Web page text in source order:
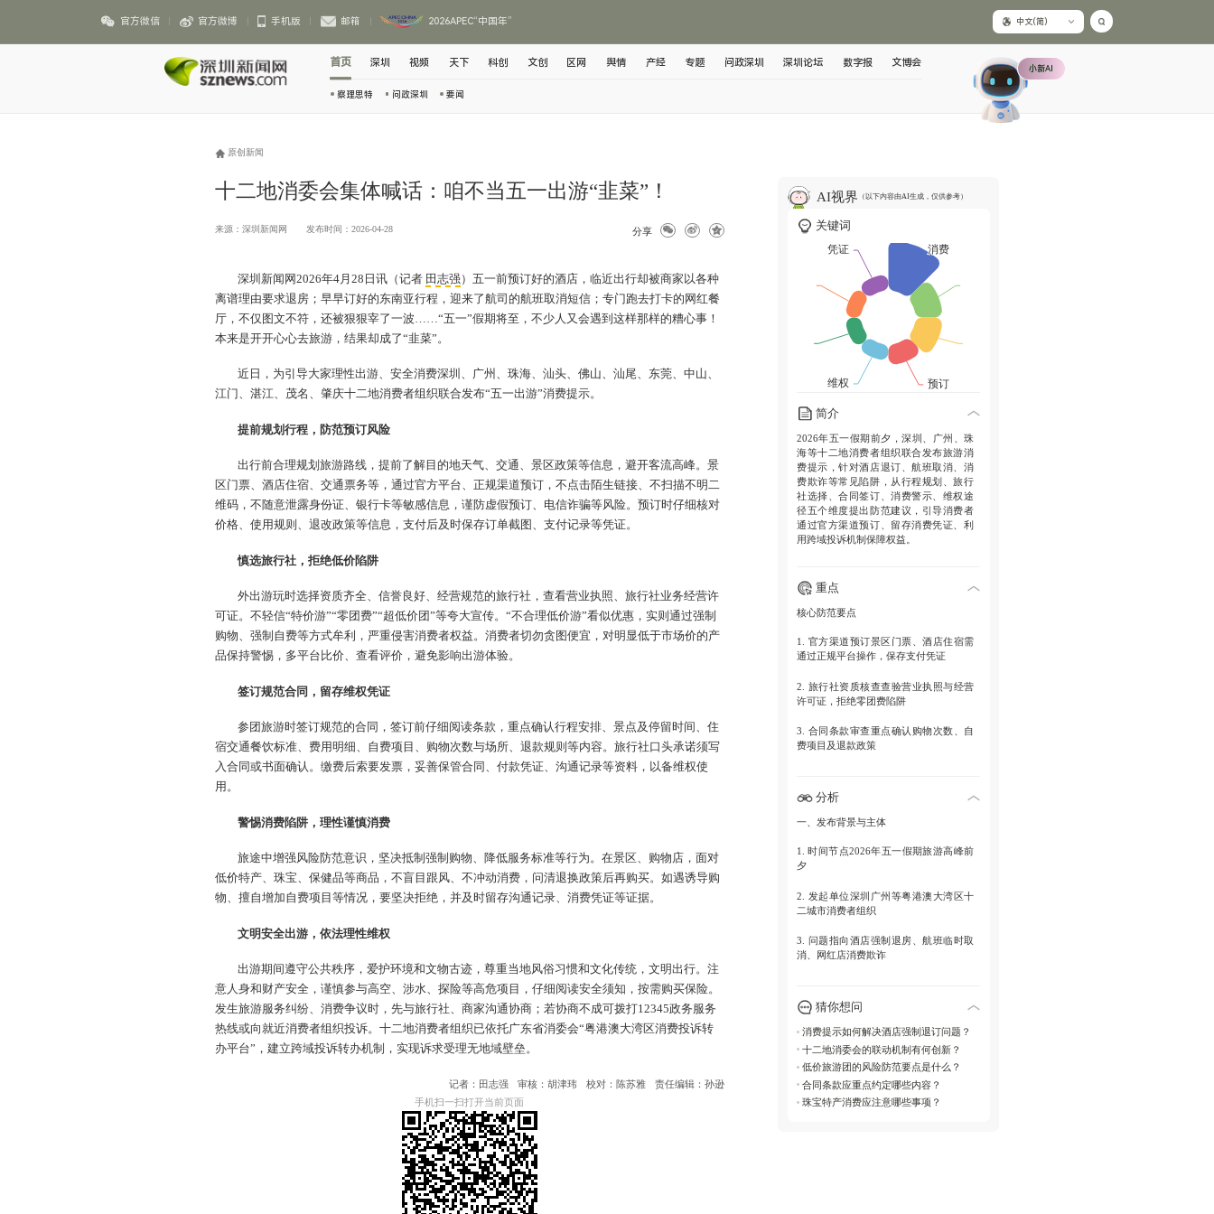
官方微信 官方微博 手机版 邮箱 2026APEC“中国年” 中文(简)
首页
察理思特 问政深圳 要闻
深圳 视频 天下 科创 文创 区网 舆情 产经 专题 问政深圳 深圳论坛 数字报 文博会 小新AI
原创新闻
十二地消委会集体喊话：咱不当五一出游“韭菜”！
来源：深圳新闻网 发布时间：2026-04-28 分享
深圳新闻网2026年4月28日讯 （记者 田志强）五一前预订好的酒店，临近出行却被商家以各种
离谱理由要求退房；早早订好的东南亚行程，迎来了航司的航班取消短信；专门跑去打卡的网红餐
厅，不仅图文不符，还被狠狠宰了一波……“五一”假期将至，不少人又会遇到这样那样的糟心事！
本来是开开心心去旅游，结果却成了“韭菜”。
近日，为引导大家理性出游、安全消费深圳、广州、珠海、汕头、佛山、汕尾、东莞、中山、
江门、湛江、茂名、肇庆十二地消费者组织联合发布“五一出游”消费提示。
提前规划行程，防范预订风险
出行前合理规划旅游路线，提前了解目的地天气、交通、景区政策等信息，避开客流高峰。景
区门票、酒店住宿、交通票务等，通过官方平台、正规渠道预订，不点击陌生链接、不扫描不明二
维码，不随意泄露身份证、银行卡等敏感信息，谨防虚假预订、电信诈骗等风险。预订时仔细核对
价格、使用规则、退改政策等信息，支付后及时保存订单截图、支付记录等凭证。
慎选旅行社，拒绝低价陷阱
外出游玩时选择资质齐全、信誉良好、经营规范的旅行社，查看营业执照、旅行社业务经营许
可证。不轻信“特价游”“零团费”“超低价团”等夸大宣传。“不合理低价游”看似优惠，实则通过强制
购物、强制自费等方式牟利，严重侵害消费者权益。消费者切勿贪图便宜，对明显低于市场价的产
品保持警惕，多平台比价、查看评价，避免影响出游体验。
签订规范合同，留存维权凭证
参团旅游时签订规范的合同，签订前仔细阅读条款，重点确认行程安排、景点及停留时间、住
宿交通餐饮标准、费用明细、自费项目、购物次数与场所、退款规则等内容。旅行社口头承诺须写
入合同或书面确认。缴费后索要发票，妥善保管合同、付款凭证、沟通记录等资料，以备维权使
用。
警惕消费陷阱，理性谨慎消费
旅途中增强风险防范意识，坚决抵制强制购物、降低服务标准等行为。在景区、购物店，面对
低价特产、珠宝、保健品等商品，不盲目跟风、不冲动消费，问清退换政策后再购买。如遇诱导购
物、擅自增加自费项目等情况，要坚决拒绝，并及时留存沟通记录、消费凭证等证据。
文明安全出游，依法理性维权
出游期间遵守公共秩序，爱护环境和文物古迹，尊重当地风俗习惯和文化传统，文明出行。注
意人身和财产安全，谨慎参与高空、涉水、探险等高危项目，仔细阅读安全须知，按需购买保险。
发生旅游服务纠纷、消费争议时，先与旅行社、商家沟通协商；若协商不成可拨打12345政务服务
热线或向就近消费者组织投诉。十二地消费者组织已依托广东省消委会“粤港澳大湾区消费投诉转
办平台”，建立跨域投诉转办机制，实现诉求受理无地域壁垒。
记者：田志强 审核：胡津玮 校对：陈苏雅
责任编辑：孙逊
手机扫一扫打开当前页面
AI视界 （以下内容由AI生成，仅供参考）
关键词
简介
2026年五一假期前夕，深圳、广州、珠
海等十二地消费者组织联合发布旅游消
费提示，针对酒店退订、航班取消、消
费欺诈等常见陷阱，从行程规划、旅行
社选择、合同签订、消费警示、维权途
径五个维度提出防范建议，引导消费者
通过官方渠道预订、留存消费凭证、利
用跨域投诉机制保障权益。
重点
核心防范要点
1. 官方渠道预订景区门票、酒店住宿需
通过正规平台操作，保存支付凭证
2. 旅行社资质核查查验营业执照与经营
许可证，拒绝零团费陷阱
3. 合同条款审查重点确认购物次数、自
费项目及退款政策
为维权依据
5. 跨域投诉机制利用粤港澳大湾区转办
分析
一、发布背景与主体
1.时间节点2026年五一假期旅游高峰前
夕
2. 发起单位深圳广州等粤港澳大湾区十
二城市消费者组织
3. 问题指向酒店强制退房、航班临时取
消、网红店消费欺诈
二、核心风险防控措施
1.预订风险防范
- 交通住宿通过官方平台操作
- 防范虚假链接与信息泄露
- 保存订单截图与支付记录
2.旅行社甄别规范
猜你想问
消费提示如何解决酒店强制退订问题？
十二地消委会的联动机制有何创新？
低价旅游团的风险防范要点是什么？
合同条款应重点约定哪些内容？
珠宝特产消费应注意哪些事项？